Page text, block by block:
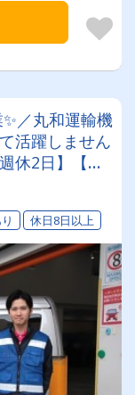
／丸和運輸機
活躍しません
休2日】【待
約束《賞与年
万円》
休日8日以上